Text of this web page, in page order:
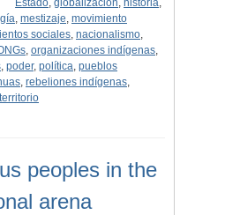
Estado,globalización, historia,
, mestizaje, movimiento
sociales, nacionalismo,
, organizaciones indígenas,
, poder, política, pueblos
, rebeliones indígenas,
territorio
peoples in the
arena